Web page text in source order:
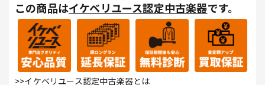
この商品はイケベリユース認定中古楽器です。
>>イケベリユース認定中古楽器とは